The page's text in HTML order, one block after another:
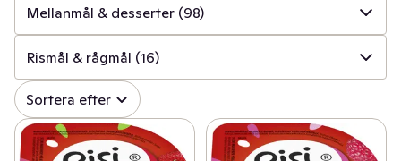
Mellanmål & desserter (98)
✓ Alla (1364)
✓ Ost (415)
✓ Mjölk (100)
Rismål & rågmål (16)
✓ Alla (98)
✓ Rismål & rågmål (16)
Sortera efter